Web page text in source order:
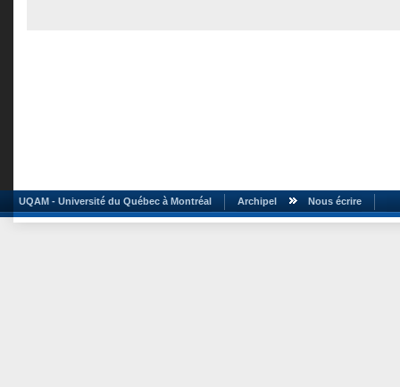
UQAM - Université du Québec à Montréal Archipel Nous écrire